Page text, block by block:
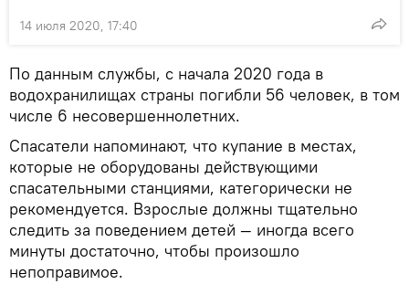
14 июля 2020, 17:40
По данным службы, с начала 2020 года в
водохранилищах страны погибли 56 человек, в том
числе 6 несовершеннолетних.
Спасатели напоминают, что купание в местах,
которые не оборудованы действующими
спасательными станциями, категорически не
рекомендуется. Взрослые должны тщательно
следить за поведением детей — иногда всего
минуты достаточно, чтобы произошло
непоправимое.